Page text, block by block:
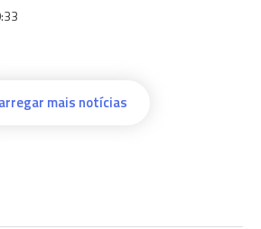
mais notícias